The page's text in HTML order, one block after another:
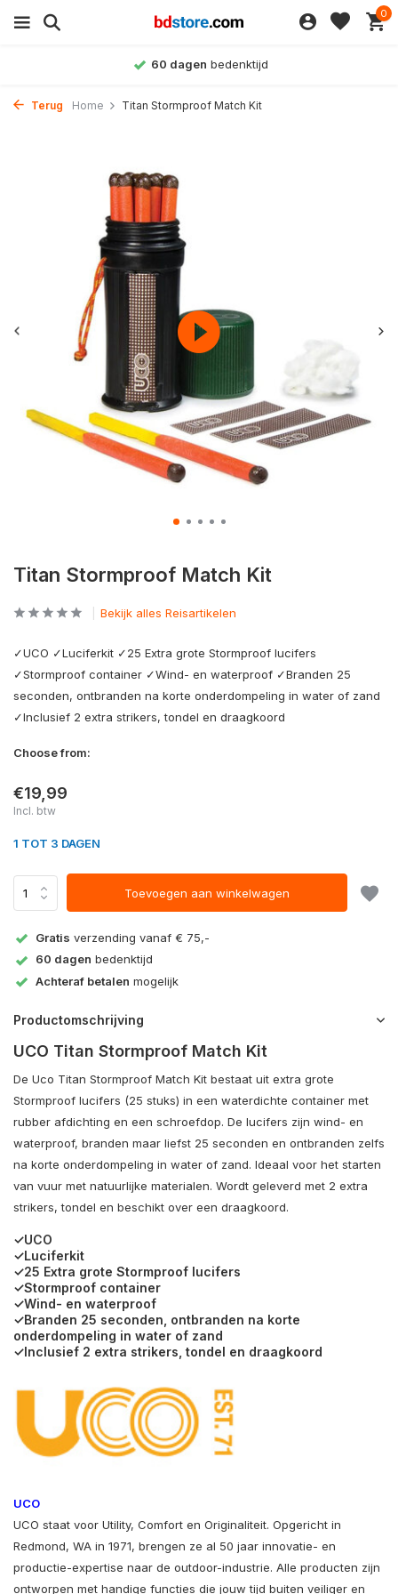
0
60 dagen bedenktijd
Terug Home Titan Stormproof Match Kit
Titan Stormproof Match Kit
Bekijk alles Reisartikelen
✓UCO ✓Luciferkit ✓25 Extra grote Stormproof lucifers
✓Stormproof container ✓Wind- en waterproof ✓Branden 25
seconden, ontbranden na korte onderdompeling in water of zand
✓Inclusief 2 extra strikers, tondel en draagkoord
Choose from:
€19,99
Incl. btw
1 TOT 3 DAGEN
Toevoegen aan winkelwagen
Gratis verzending vanaf € 75,-
60 dagen bedenktijd
Achteraf betalen mogelijk
Productomschrijving
UCO Titan Stormproof Match Kit
De Uco Titan Stormproof Match Kit bestaat uit extra grote
Stormproof lucifers (25 stuks) in een waterdichte container met
rubber afdichting en een schroefdop. De lucifers zijn wind- en
waterproof, branden maar liefst 25 seconden en ontbranden zelfs
na korte onderdompeling in water of zand. Ideaal voor het starten
van vuur met natuurlijke materialen. Wordt geleverd met 2 extra
strikers, tondel en beschikt over een draagkoord.
✓UCO
✓Luciferkit
✓25 Extra grote Stormproof lucifers
✓Stormproof container
✓Wind- en waterproof
✓Branden 25 seconden, ontbranden na korte
onderdompeling in water of zand
✓Inclusief 2 extra strikers, tondel en draagkoord
UCO
UCO staat voor Utility, Comfort en Originaliteit. Opgericht in
Redmond, WA in 1971, brengen ze al 50 jaar innovatie- en
productie-expertise naar de outdoor-industrie. Alle producten zijn
ontworpen met handige functies die jouw tijd buiten veiliger en